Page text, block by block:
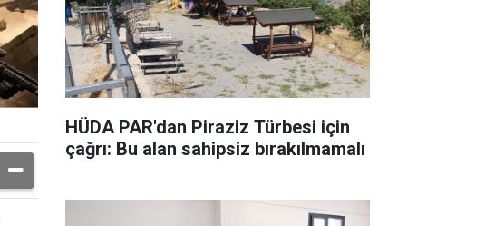
HÜDA PAR'dan Piraziz Türbesi için
çağrı: Bu alan sahipsiz bırakılmamalı